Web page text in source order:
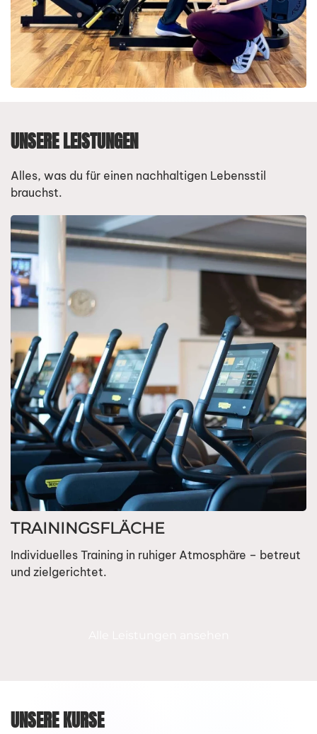
UNSERE LEISTUNGEN
Alles, was du für einen nachhaltigen Lebensstil
brauchst.
TRAININGSFLÄCHE
Individuelles Training in ruhiger Atmosphäre – betreut
und zielgerichtet.
UNSERE KURSE